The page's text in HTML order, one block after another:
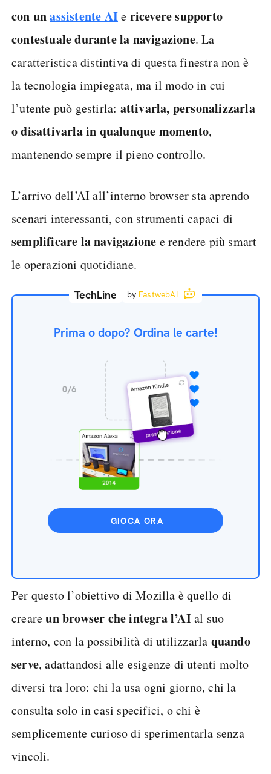
con unassistente AIe ricevere supporto
contestuale durante la navigazione. La
caratteristica distintiva di questa finestra non è
la tecnologia impiegata, ma il modo in cui
l’utente può gestirla: attivarla, personalizzarla
o disattivarla in qualunque momento,
mantenendo sempre il pieno controllo.
L’arrivo dell’AI all’interno browser sta aprendo
scenari interessanti, con strumenti capaci di
semplificare la navigazione e rendere più smart
le operazioni quotidiane.
TechLine by FastwebAI
Prima o dopo? Ordina le carte!
GIOCA ORA
Per questo l’obiettivo di Mozilla è quello di
creareun browser che integra l’AIal suo
interno, con la possibilità di utilizzarla quando
serve, adattandosi alle esigenze di utenti molto
diversi tra loro: chi la usa ogni giorno, chi la
consulta solo in casi specifici, o chi è
semplicemente curioso di sperimentarla senza
vincoli.